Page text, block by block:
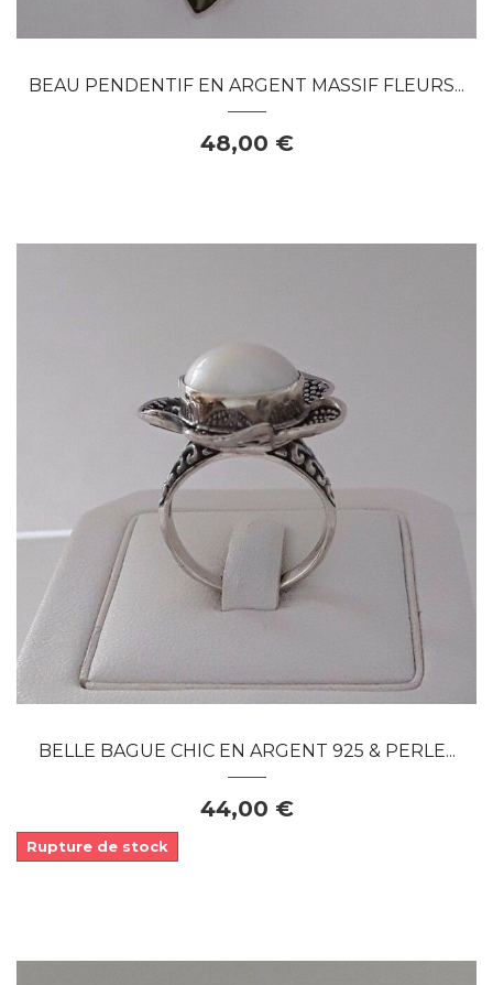
BEAU PENDENTIF EN ARGENT MASSIF FLEURS...
48,00 €
Dans mon panier
APERÇU RAPIDE
BELLE BAGUE CHIC EN ARGENT 925 & PERLE...
44,00 €
Rupture de stock